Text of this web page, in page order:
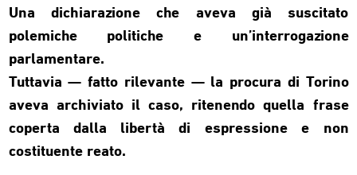
Una dichiarazione che aveva già suscitato
polemiche politiche e un’interrogazione
parlamentare.
Tuttavia — fatto rilevante — la procura di Torino
aveva archiviato il caso, ritenendo quella frase
coperta dalla libertà di espressione e non
costituente reato.